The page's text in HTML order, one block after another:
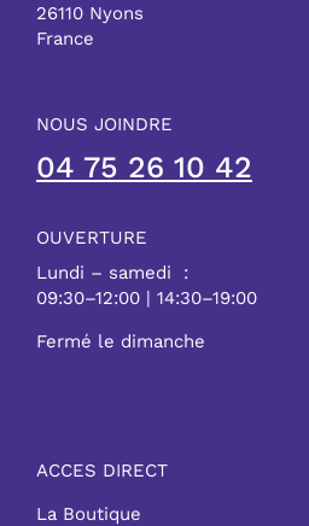
26110 Nyons
France
NOUS JOINDRE
04 75 26 10 42
OUVERTURE
Lundi – samedi :
09:30–12:00 | 14:30–19:00
Fermé le dimanche
ACCES DIRECT
La Boutique